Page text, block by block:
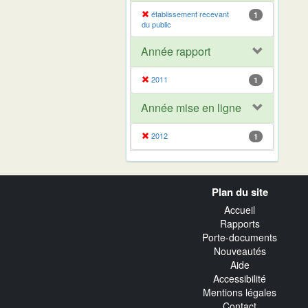
établissement recevant
du public
1
Année rapport
2011 1
Année mise en ligne
2012 1
Plan du site
Accueil
Rapports
Porte-documents
Nouveautés
Aide
Accessibilité
Mentions légales